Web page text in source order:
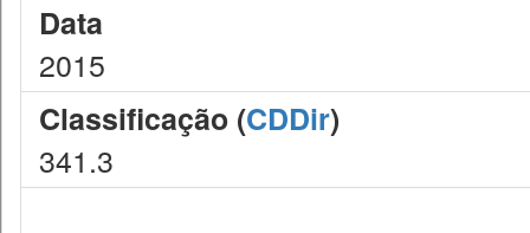
Data
2015
Classificação (CDDir)
341.3